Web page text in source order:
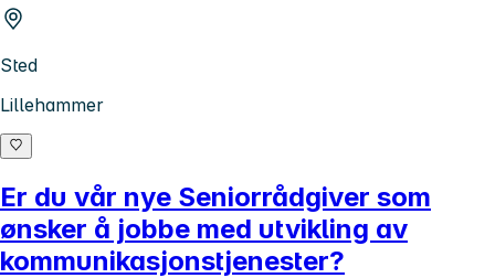
Sted
Lillehammer
Er du vår nye Seniorrådgiver som
ønsker å jobbe med utvikling av
kommunikasjonstjenester?